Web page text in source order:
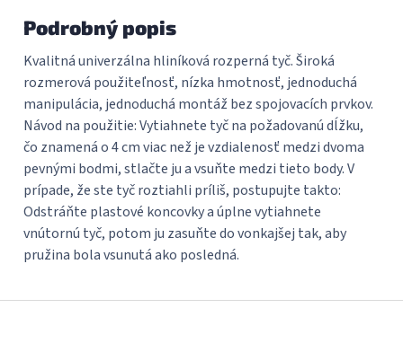
Podrobný popis
Kvalitná univerzálna hliníková rozperná tyč. Široká
rozmerová použiteľnosť, nízka hmotnosť, jednoduchá
manipulácia, jednoduchá montáž bez spojovacích prvkov.
Návod na použitie: Vytiahnete tyč na požadovanú dĺžku,
čo znamená o 4 cm viac než je vzdialenosť medzi dvoma
pevnými bodmi, stlačte ju a vsuňte medzi tieto body. V
prípade, že ste tyč roztiahli príliš, postupujte takto:
Odstráňte plastové koncovky a úplne vytiahnete
vnútornú tyč, potom ju zasuňte do vonkajšej tak, aby
pružina bola vsunutá ako posledná.